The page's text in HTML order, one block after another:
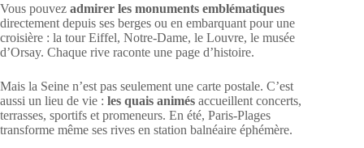
Vous pouvez admirer les monuments emblématiques
directement depuis ses berges ou en embarquant pour une
croisière : la tour Eiffel, Notre-Dame, le Louvre, le musée
d’Orsay. Chaque rive raconte une page d’histoire.
Mais la Seine n’est pas seulement une carte postale. C’est
aussi un lieu de vie : les quais animés accueillent concerts,
terrasses, sportifs et promeneurs. En été, Paris-Plages
transforme même ses rives en station balnéaire éphémère.